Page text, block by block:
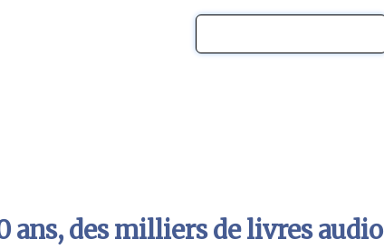
ans, des milliers de livres audio